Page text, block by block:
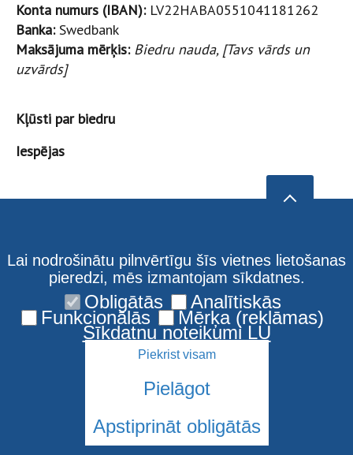
Konta numurs (IBAN):LV22HABA0551041181262
Banka:Swedbank
Maksājuma mērķis: Biedru nauda, [Tavs vārds un
uzvārds]
Kļūsti par biedru
Iespējas
© 2026 Latvijas Universitāte. Visas tiesības aizsargātas
Lai nodrošinātu pilnvērtīgu šīs vietnes lietošanas
pieredzi, mēs izmantojam sīkdatnes.
Obligātās Analītiskās
Funkcionālās Mērķa (reklāmas)
Sīkdatņu noteikumi LU
Piekrist visam
Pielāgot
Apstiprināt obligātās